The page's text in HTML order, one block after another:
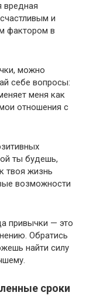
вредная
и
фактором в
можно
себе вопросы:
меня как
отношения с
ты будешь,
твоя жизнь
возможности
привычки — это
Обратись
найти силу
сроки